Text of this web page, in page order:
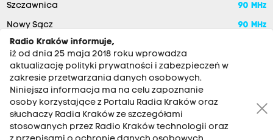
Szczawnica 90 MHz
Nowy Sącz 90 MHz
RADIO KRAKÓW SA. Aleja Juliusza Słowackiego 22, 30-007
Radio Kraków informuje,
iż od dnia 25 maja 2018 roku wprowadza
aktualizację polityki prywatności i zabezpieczeń w
zakresie przetwarzania danych osobowych.
Niniejsza informacja ma na celu zapoznanie
osoby korzystające z Portalu Radia Kraków oraz
słuchaczy Radia Kraków ze szczegółami
stosowanych przez Radio Kraków technologii oraz